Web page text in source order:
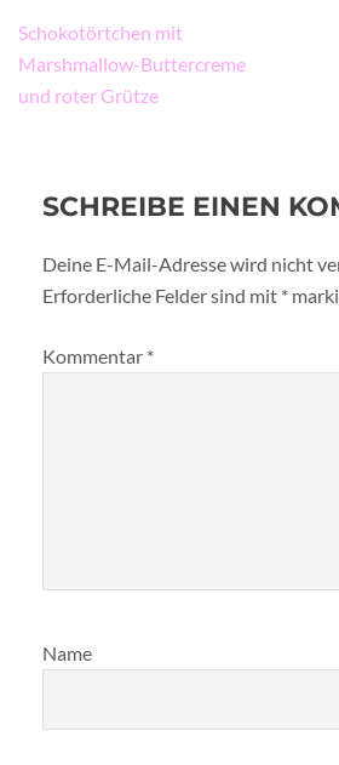
Beitragsnavigation
Schokotörtchen mit
Marshmallow-Buttercreme
und roter Grütze
SCHREIBE EINEN
Deine E-Mail-Adresse wird nicht
Erforderliche Felder sind mit *
Kommentar *
Name